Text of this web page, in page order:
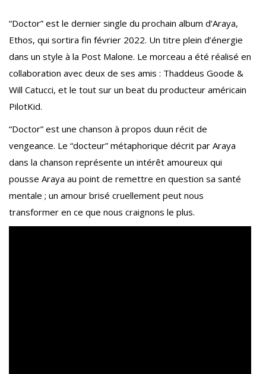
“Doctor” est le dernier single du prochain album d’Araya,
Ethos, qui sortira fin février 2022. Un titre plein d’énergie
dans un style à la Post Malone. Le morceau a été réalisé en
collaboration avec deux de ses amis : Thaddeus Goode &
Will Catucci, et le tout sur un beat du producteur américain
PilotKid.
“Doctor” est une chanson à propos duun récit de
vengeance. Le “docteur” métaphorique décrit par Araya
dans la chanson représente un intérêt amoureux qui
pousse Araya au point de remettre en question sa santé
mentale ; un amour brisé cruellement peut nous
transformer en ce que nous craignons le plus.